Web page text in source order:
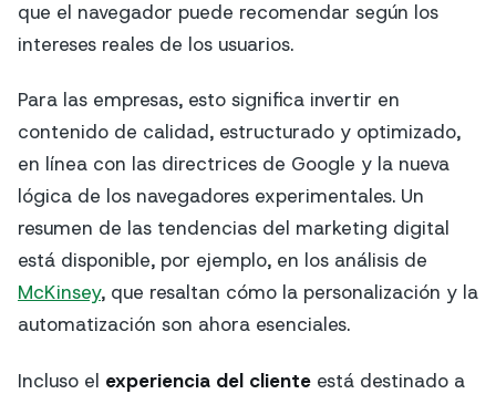
que el navegador puede recomendar según los
intereses reales de los usuarios.
Para las empresas, esto significa invertir en
contenido de calidad, estructurado y optimizado,
en línea con las directrices de Google y la nueva
lógica de los navegadores experimentales. Un
resumen de las tendencias del marketing digital
está disponible, por ejemplo, en los análisis de
McKinsey, que resaltan cómo la personalización y la
automatización son ahora esenciales.
Incluso el experiencia del cliente está destinado a